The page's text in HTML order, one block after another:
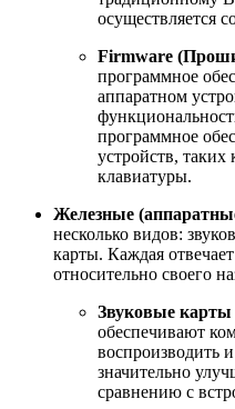
осуществляется
Firmware
программное
аппаратном
программное
устройств,
клавиатуры.
Железные
несколько видов:
карты. Каждая
относительно своего
Звуковые карты
обеспечивают
воспроизводить
значительно
сравнению с